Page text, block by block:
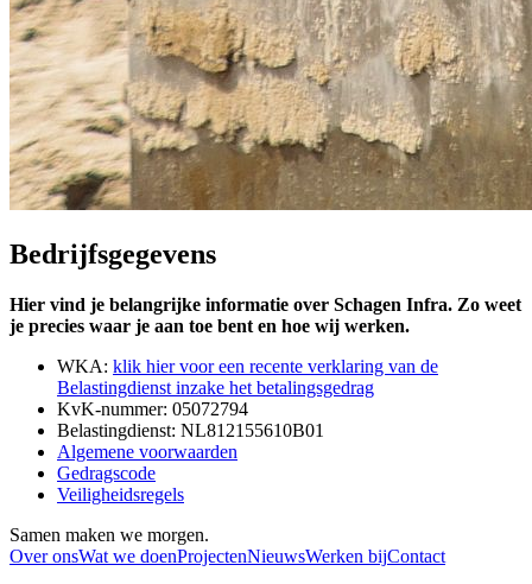
Bedrijfsgegevens
Hier vind je belangrijke informatie over Schagen Infra. Zo weet
je precies waar je aan toe bent en hoe wij werken.
WKA: klik hier voor een recente verklaring van de
Belastingdienst inzake het betalingsgedrag
KvK-nummer: 05072794
Belastingdienst: NL812155610B01
Algemene voorwaarden
Gedragscode
Veiligheidsregels
Samen maken we morgen.
Over onsWat we doenProjectenNieuwsWerken bijContact